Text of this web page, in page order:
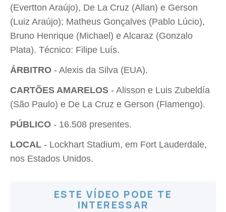
(Evertton Araújo), De La Cruz (Allan) e Gerson
(Luiz Araújo); Matheus Gonçalves (Pablo Lúcio),
Bruno Henrique (Michael) e Alcaraz (Gonzalo
Plata). Técnico: Filipe Luís.
ÁRBITRO - Alexis da Silva (EUA).
CARTÕES AMARELOS - Alisson e Luis Zubeldía
(São Paulo) e De La Cruz e Gerson (Flamengo).
PÚBLICO - 16.508 presentes.
LOCAL - Lockhart Stadium, em Fort Lauderdale,
nos Estados Unidos.
ESTE VÍDEO PODE TE
INTERESSAR